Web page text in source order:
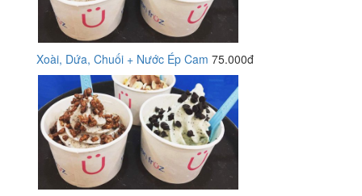
Xoài, Dứa, Chuối + Nước Ép Cam 75.000đ